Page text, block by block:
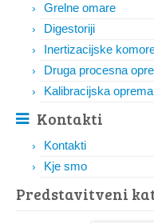
Grelne omare
Digestoriji
Inertizacijske
Druga procesna
Kalibracijska oprema
Kontakti
Kontakti
Kje smo
Predstavitveni